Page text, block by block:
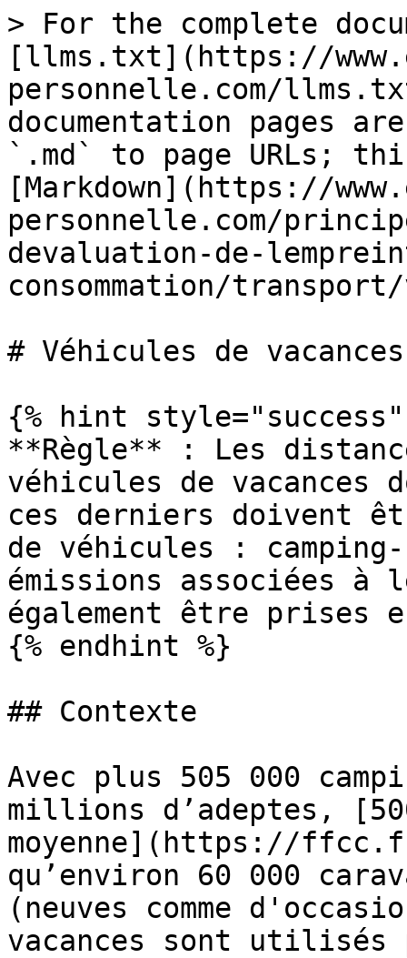
> For the complete
[llms.txt](https://
personnelle.com/
documentation pages
`.md` to page URLs;
[Markdown](https://
personnelle.com/
devaluation-de-
consommation/
# Véhicules de vacances
{% hint style="success"
**Règle** : Les
véhicules de vacances
ces derniers doivent
de véhicules :
émissions associées
également être prises
{% endhint %}
## Contexte
Avec plus 505 000
millions d’adeptes,
moyenne](https://
qu’environ 60 000
(neuves comme
vacances sont